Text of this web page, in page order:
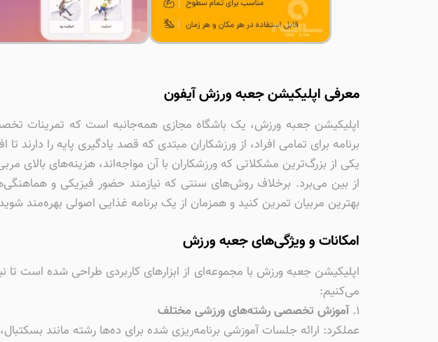
معرفی اپلیکیشن جعبه ورزش آیفون
اپلیکیشن جعبه ورزش، یک باشگاه مجازی همه‌جانبه است که تمرینات
برنامه برای تمامی افراد، از ورزشکاران مبتدی که قصد یادگیری پایه را
یکی از بزرگ‌ترین مشکلاتی که ورزشکاران با آن مواجه‌اند، هزینه‌های
از بین می‌برد. برخلاف روش‌های سنتی که نیازمند حضور فیزیکی و
بهترین مربیان تمرین کنید و همزمان از یک برنامه غذایی اصولی بهره‌مند
امکانات و ویژگی‌های جعبه ورزش
می‌کنیم:
۱. آموزش تخصصی رشته‌های ورزشی مختلف
عملکرد: ارائه جلسات آموزشی برنامه‌ریزی شده برای ده‌ها رشته مانند